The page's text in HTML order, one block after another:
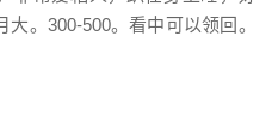
。300-500。看中可以领回。